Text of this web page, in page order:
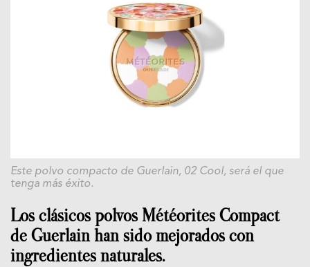
Este polvo compacto de Guerlain, 02 Cool, será el que
tenga más éxito.
Los clásicos polvos Météorites Compact
de Guerlain han sido mejorados con
ingredientes naturales.